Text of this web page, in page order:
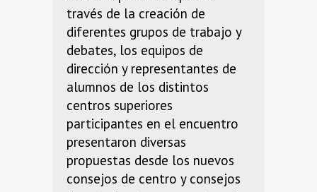
través de la creación de
diferentes grupos de trabajo y
debates, los equipos de
dirección y representantes de
alumnos de los distintos
centros superiores
participantes en el encuentro
presentaron diversas
propuestas desde los nuevos
consejos de centro y consejos